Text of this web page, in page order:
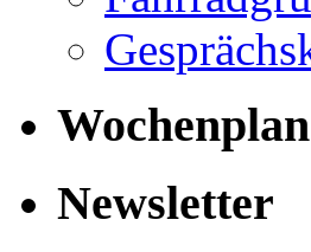
Wochenplan
Newsletter